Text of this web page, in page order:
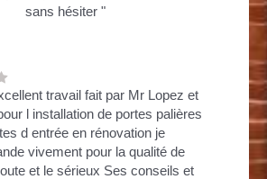
sans hésiter "
travail fait par Mr Lopez et
l installation de portes palières
d entrée en rénovation je
vivement pour la qualité de
et le sérieux Ses conseils et